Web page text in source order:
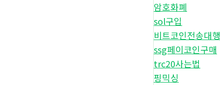
암호화폐
sol구입
비트코인전송대행
ssg페이코인구매
trc20사는법
핑믹싱